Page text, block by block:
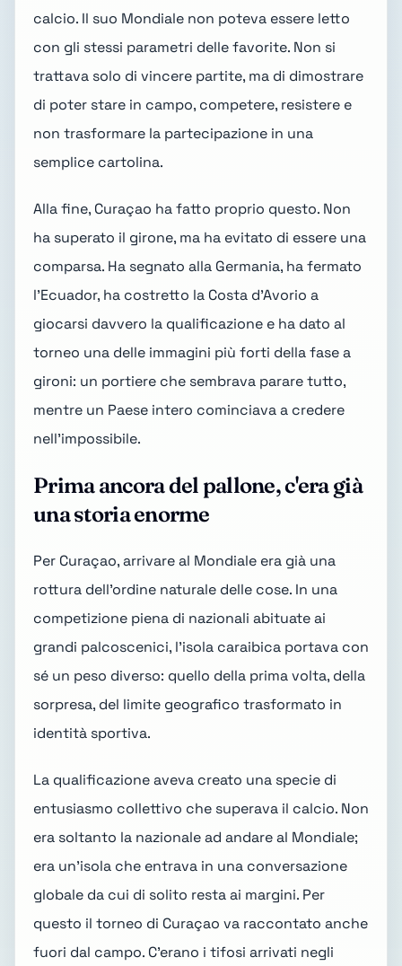
calcio. Il suo Mondiale non poteva essere letto
con gli stessi parametri delle favorite. Non si
trattava solo di vincere partite, ma di dimostrare
di poter stare in campo, competere, resistere e
non trasformare la partecipazione in una
semplice cartolina.
Alla fine, Curaçao ha fatto proprio questo. Non
ha superato il girone, ma ha evitato di essere una
comparsa. Ha segnato alla Germania, ha fermato
l'Ecuador, ha costretto la Costa d'Avorio a
giocarsi davvero la qualificazione e ha dato al
torneo una delle immagini più forti della fase a
gironi: un portiere che sembrava parare tutto,
mentre un Paese intero cominciava a credere
nell'impossibile.
Prima ancora del pallone, c'era già
una storia enorme
Per Curaçao, arrivare al Mondiale era già una
rottura dell'ordine naturale delle cose. In una
competizione piena di nazionali abituate ai
grandi palcoscenici, l'isola caraibica portava con
sé un peso diverso: quello della prima volta, della
sorpresa, del limite geografico trasformato in
identità sportiva.
La qualificazione aveva creato una specie di
entusiasmo collettivo che superava il calcio. Non
era soltanto la nazionale ad andare al Mondiale;
era un'isola che entrava in una conversazione
globale da cui di solito resta ai margini. Per
questo il torneo di Curaçao va raccontato anche
fuori dal campo. C'erano i tifosi arrivati negli